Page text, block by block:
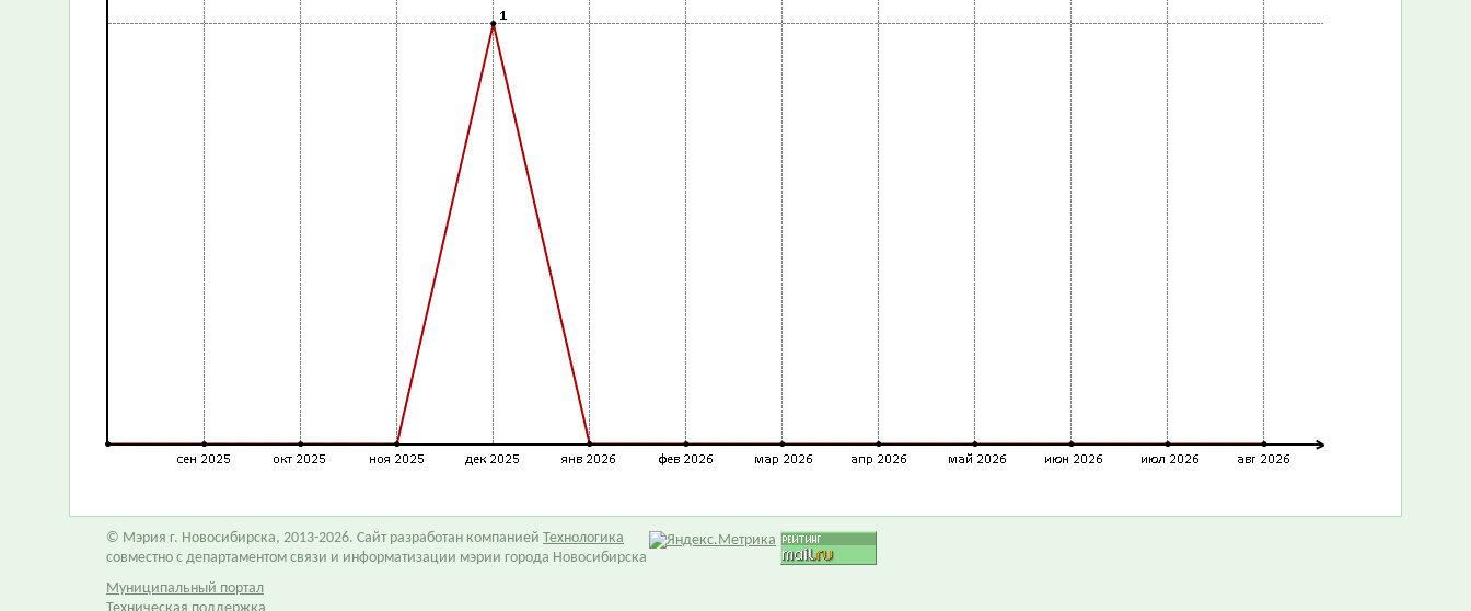
© Мэрия г. Новосибирска, 2013-2026. Сайт разработан компанией Технологика
совместно с департаментом связи и информатизации мэрии города Новосибирска
Муниципальный портал